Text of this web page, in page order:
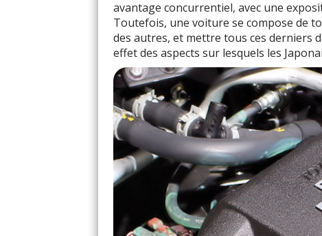
avantage concurrentiel, avec une
Toutefois, une voiture se compose de
des autres, et mettre tous ces derniers
effet des aspects sur lesquels les